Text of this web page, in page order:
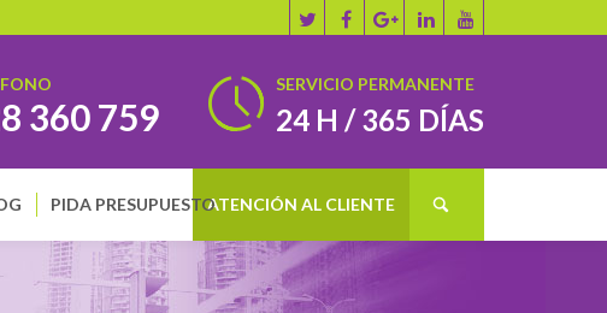
SERVICIO PERMANENTE
24 H / 365 DÍAS
360 759
ATENCIÓN AL CLIENTE
PIDA PRESUPUESTO